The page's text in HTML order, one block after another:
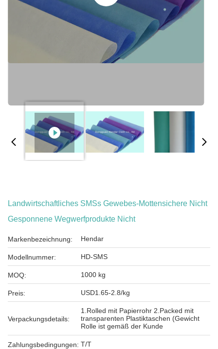
Landwirtschaftliches SMSs Gewebes-Mottensichere Nicht
Gesponnene Wegwerfprodukte Nicht
Markenbezeichnung: Hendar
Modellnummer: HD-SMS
MOQ: 1000 kg
Preis: USD1.65-2.8/kg
Verpackungsdetails:
1.Rolled mit Papierrohr 2.Packed mit
transparenten Plastiktaschen (Gewicht
Rolle ist gemäß der Kunde
Zahlungsbedingungen: T/T